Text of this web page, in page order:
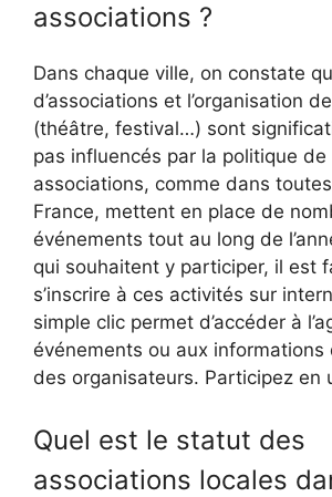
associations ?
Dans chaque ville, on constate
d’associations et l’organisation
(théâtre, festival…) sont
pas influencés par la politique de
associations, comme dans
France, mettent en place de
événements tout au long de
qui souhaitent y participer, il est
s’inscrire à ces activités sur
simple clic permet d’accéder à
événements ou aux informations
des organisateurs. Participez en
Quel est le statut des
associations locales